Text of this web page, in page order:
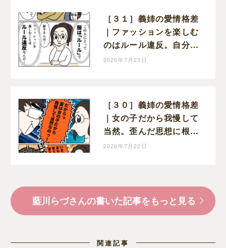
［３１］義姉の愛情格差
｜ファッションを楽しむ
のはルール違反。自分勝
手な呪縛でがんじがらめ
2026年7月23日
［３０］義姉の愛情格差
｜女の子だから我慢して
当然。歪んだ思想に根強
く影響する義姉の生い立
2026年7月22日
藍川らづさんの書いた記事をもっと見る
関連記事